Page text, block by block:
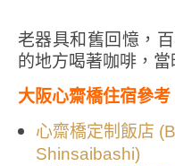
老器具和舊回憶，
的地方喝著咖啡，
大阪心齋橋住宿參考
心齋橋定制飯店
Shinsaibashi)